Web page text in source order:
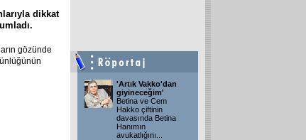
dikkat
gözünde
'Artık Vakko'dan
giyineceğim'
Betina ve Cem
Hakko çiftinin
davasında Betina
Hanımın
avukatlığını